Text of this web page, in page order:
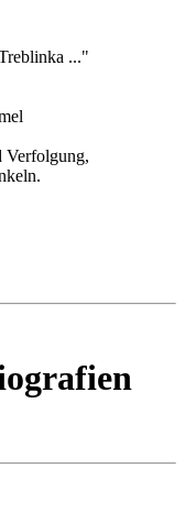
..."
Verfolgung,